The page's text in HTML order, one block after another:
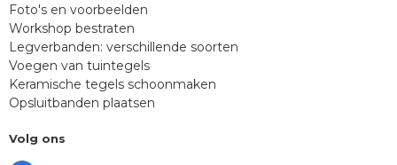
Foto's en voorbeelden
Workshop bestraten
Legverbanden: verschillende soorten
Voegen van tuintegels
Keramische tegels schoonmaken
Opsluitbanden plaatsen
Volg ons